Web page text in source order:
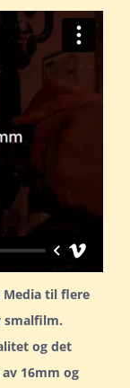
Media til flere
smalfilm.
og det
16mm og